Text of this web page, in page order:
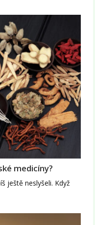
medicíny?
ještě neslyšeli. Když